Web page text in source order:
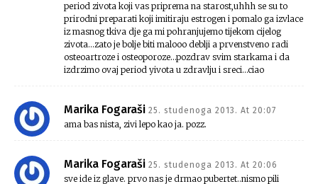
period zivota koji vas priprema na starost,uhhh se su to
prirodni preparati koji imitiraju estrogen i pomalo ga izvlace
iz masnog tkiva dje ga mi pohranjujemo tijekom cijelog
zivota…zato je bolje biti malooo deblji a prvenstveno radi
osteoartroze i osteoporoze…pozdrav svim starkama i da
izdrzimo ovaj period yivota u zdravlju i sreci…ciao
Marika Fogaraši 25. studenoga 2013. At 20:07
ama bas nista, zivi lepo kao ja. pozz.
Marika Fogaraši 25. studenoga 2013. At 20:06
sve ide iz glave. prvo nas je drmao pubertet..nismo pili